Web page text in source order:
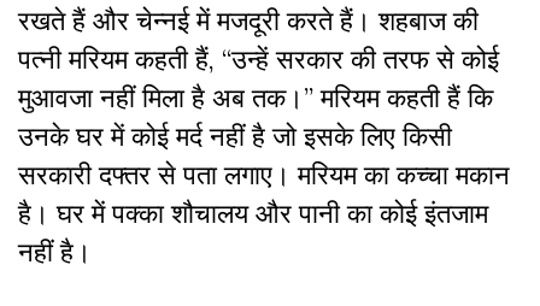
रखते हैं और चेन्नई में मजदूरी करते हैं। शहबाज की
पत्नी मरियम कहती हैं, “उन्हें सरकार की तरफ से कोई
मुआवजा नहीं मिला है अब तक।” मरियम कहती हैं कि
उनके घर में कोई मर्द नहीं है जो इसके लिए किसी
सरकारी दफ्तर से पता लगाए। मरियम का कच्चा मकान
है। घर में पक्का शौचालय और पानी का कोई इंतजाम
नहीं है।